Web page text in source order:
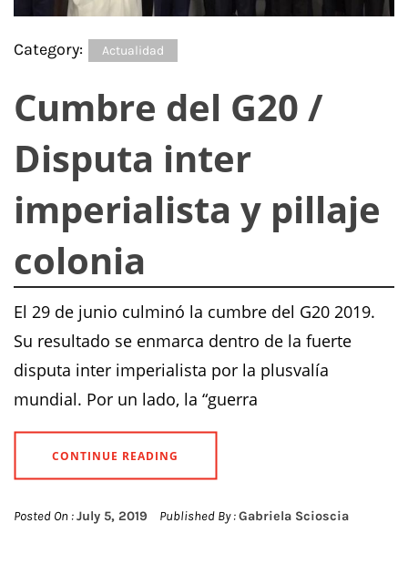
Category: Actualidad
Cumbre del G20 /
Disputa inter
imperialista y pillaje
colonia
El 29 de junio culminó la cumbre del G20 2019.
Su resultado se enmarca dentro de la fuerte
disputa inter imperialista por la plusvalía
mundial. Por un lado, la “guerra
CONTINUE READING
Posted On :July 5, 2019 Published By :Gabriela Scioscia